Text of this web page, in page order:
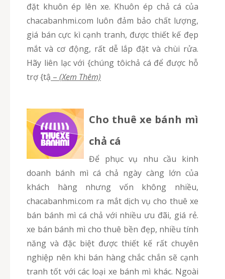
đặt khuôn ép lên xe. Khuôn ép chả cá của
chacabanhmi.com luôn đảm bảo chất lượng,
giá bán cực kì cạnh tranh, được thiết kế đẹp
mắt và cơ động, rất dễ lắp đặt và chùi rửa.
Hãy liên lạc với {chúng tôichả cá để được hỗ
trợ {tậ – (Xem Thêm)
Cho thuê xe bánh mì
chả cá
Để phục vụ nhu cầu kinh
doanh bánh mì cá chả ngày càng lớn của
khách hàng nhưng vốn không nhiều,
chacabanhmi.com ra mắt dịch vụ cho thuê xe
bán bánh mì cá chả với nhiều ưu đãi, giá rẻ.
xe bán bánh mì cho thuê bền đẹp, nhiều tính
năng và đặc biệt được thiết kế rất chuyên
nghiệp nên khi bán hàng chắc chắn sẽ cạnh
tranh tốt với các loại xe bánh mì khác. Ngoài